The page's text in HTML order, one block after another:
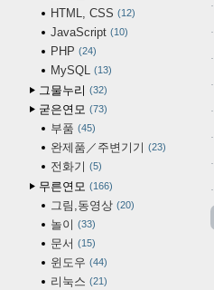
HTML, CSS 12
JavaScript 10
PHP 24
MySQL 13
그물누리 32
굳은연모 73
부품 45
완제품／주변기기 23
전화기 5
무른연모 166
그림,동영상 20
놀이 33
문서 15
윈도우 44
리눅스 21